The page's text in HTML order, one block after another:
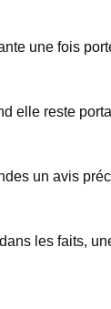
une fois
elle reste
un avis
les faits,